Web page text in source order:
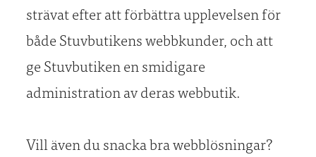
strävat efter att förbättra upplevelsen för
både Stuvbutikens webbkunder, och att
ge Stuvbutiken en smidigare
administration av deras webbutik.
Vill även du snacka bra webblösningar?